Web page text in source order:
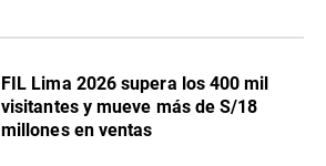
FIL Lima 2026 supera los 400 mil
visitantes y mueve más de S/18
millones en ventas